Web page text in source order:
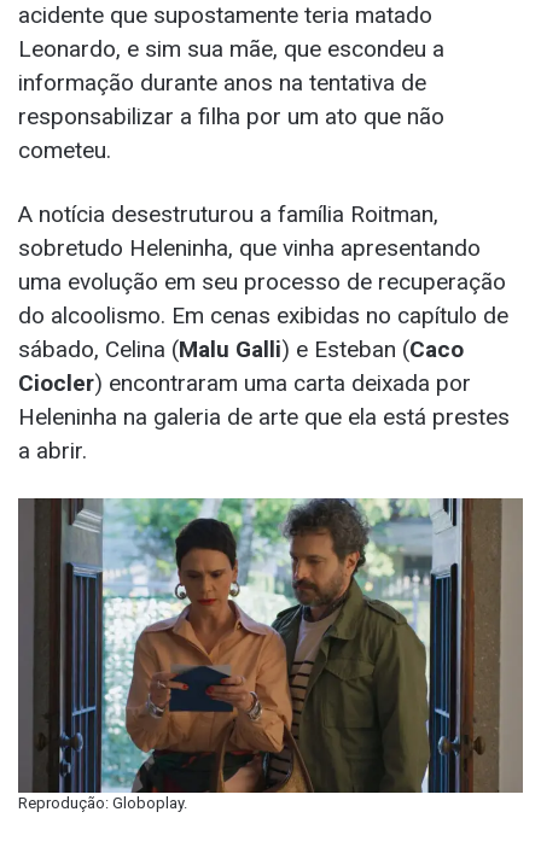
acidente que supostamente teria matado
Leonardo, e sim sua mãe, que escondeu a
informação durante anos na tentativa de
responsabilizar a filha por um ato que não
cometeu.
A notícia desestruturou a família Roitman,
sobretudo Heleninha, que vinha apresentando
uma evolução em seu processo de recuperação
do alcoolismo. Em cenas exibidas no capítulo de
sábado, Celina (Malu Galli) e Esteban (Caco
Ciocler) encontraram uma carta deixada por
Heleninha na galeria de arte que ela está prestes
a abrir.
Reprodução: Globoplay.